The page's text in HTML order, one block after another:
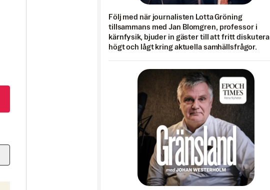
Följ med när journalisten Lotta Gröning
tillsammans med Jan Blomgren, professor i
kärnfysik, bjuder in gäster till att fritt diskutera
högt och lågt kring aktuella samhällsfrågor.